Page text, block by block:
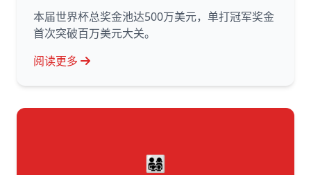
本届世界杯总奖金池达500万美元，单打冠军奖金
首次突破百万美元大关。
阅读更多
👨‍👩‍👧‍👦